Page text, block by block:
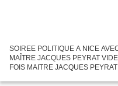
SOIREE POLITIQUE A NICE
MAÎTRE JACQUES PEYRAT
FOIS MAITRE JACQUES